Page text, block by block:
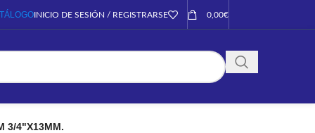
INICIO DE SESIÓN / REGISTRARSE 0,00€
3/4"X13MM.